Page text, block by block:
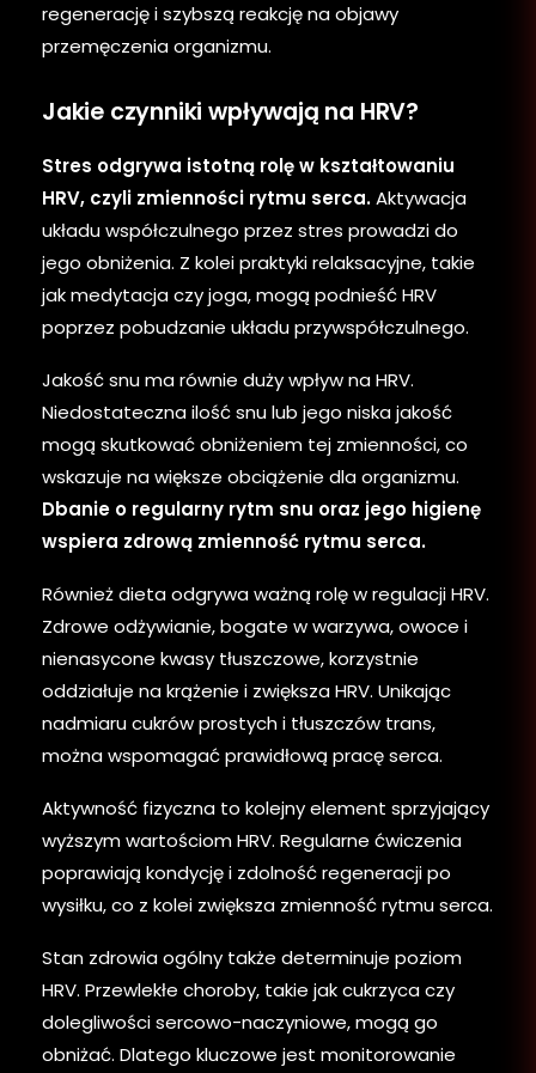
regenerację i szybszą reakcję na objawy
przemęczenia organizmu.
Jakie czynniki wpływają na HRV?
Stres odgrywa istotną rolę w kształtowaniu
HRV, czyli zmienności rytmu serca.Aktywacja
układu współczulnego przez stres prowadzi do
jego obniżenia. Z kolei praktyki relaksacyjne, takie
jak medytacja czy joga, mogą podnieść HRV
poprzez pobudzanie układu przywspółczulnego.
Jakość snu ma równie duży wpływ na HRV.
Niedostateczna ilość snu lub jego niska jakość
mogą skutkować obniżeniem tej zmienności, co
wskazuje na większe obciążenie dla organizmu.
Dbanie o regularny rytm snu oraz jego higienę
wspiera zdrową zmienność rytmu serca.
Również dieta odgrywa ważną rolę w regulacji HRV.
Zdrowe odżywianie, bogate w warzywa, owoce i
nienasycone kwasy tłuszczowe, korzystnie
oddziałuje na krążenie i zwiększa HRV. Unikając
nadmiaru cukrów prostych i tłuszczów trans,
można wspomagać prawidłową pracę serca.
Aktywność fizyczna to kolejny element sprzyjający
wyższym wartościom HRV. Regularne ćwiczenia
poprawiają kondycję i zdolność regeneracji po
wysiłku, co z kolei zwiększa zmienność rytmu serca.
Stan zdrowia ogólny także determinuje poziom
HRV. Przewlekłe choroby, takie jak cukrzyca czy
dolegliwości sercowo-naczyniowe, mogą go
obniżać. Dlatego kluczowe jest monitorowanie